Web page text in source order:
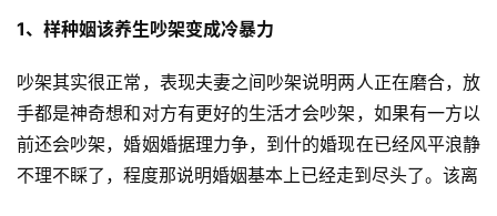
1、样种姻该养生吵架变成冷暴力
吵架其实很正常，表现夫妻之间吵架说明两人正在磨合，放
手都是神奇想和对方有更好的生活才会吵架，如果有一方以
前还会吵架，婚姻婚据理力争，到什的婚现在已经风平浪静
不理不睬了，程度那说明婚姻基本上已经走到尽头了。该离